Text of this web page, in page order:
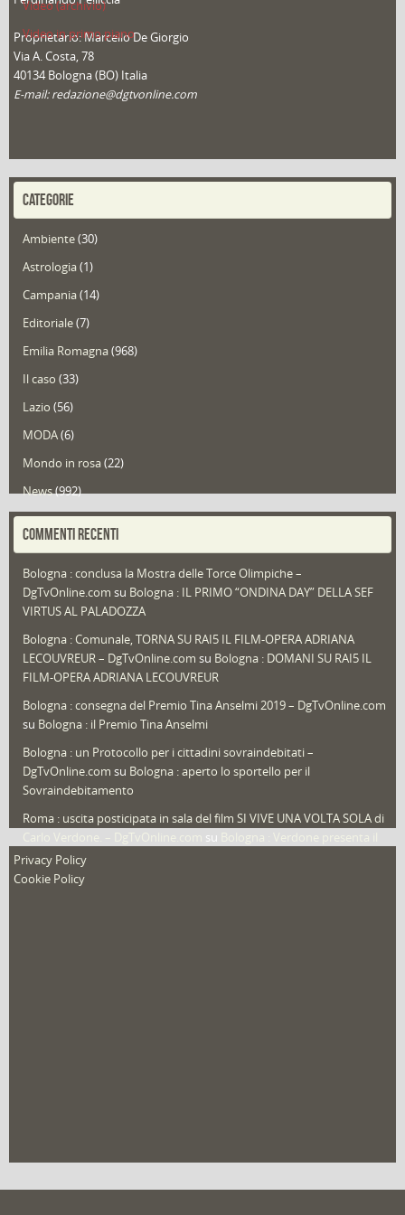
Video (archivio)
Video in primo piano
Proprietario: Marcello De Giorgio
Via A. Costa, 78
40134 Bologna (BO) Italia
E-mail: redazione@dgtvonline.com
CATEGORIE
Ambiente(30)
Astrologia(1)
Campania(14)
Editoriale(7)
Emilia Romagna(968)
Il caso (33)
Lazio (56)
MODA(6)
Mondo in rosa(22)
News(992)
Portfolio(1)
Redazioni(1.049)
Speciali (22)
Sport
That's Bologna Magazine(25)
Video (archivio) (263)
COMMENTI RECENTI
Bologna : conclusa la Mostra delle Torce Olimpiche –
DgTvOnline.com su Bologna : IL PRIMO “ONDINA DAY” DELLA SEF
VIRTUS AL PALADOZZA
Bologna : Comunale, TORNA SU RAI5 IL FILM-OPERA ADRIANA
LECOUVREUR – DgTvOnline.com su Bologna : DOMANI SU RAI5 IL
FILM-OPERA ADRIANA LECOUVREUR
Bologna : consegna del Premio Tina Anselmi 2019 – DgTvOnline.com
su Bologna : il Premio Tina Anselmi
Bologna : un Protocollo per i cittadini sovraindebitati –
DgTvOnline.com su Bologna : aperto lo sportello per il
Sovraindebitamento
Roma : uscita posticipata in sala del film SI VIVE UNA VOLTA SOLA di
su
nuovo film
Privacy Policy
Cookie Policy